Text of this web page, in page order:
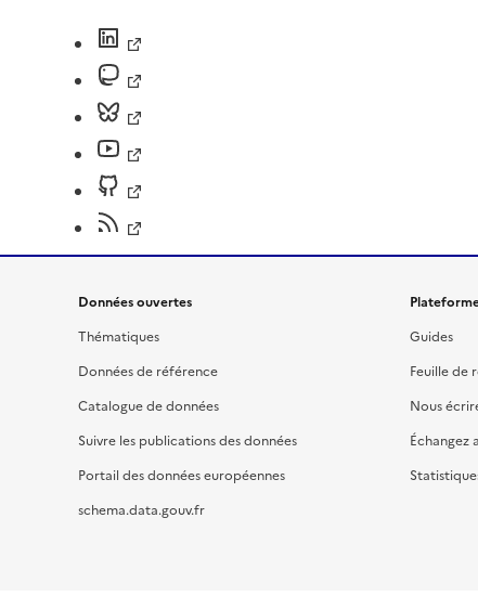
Données ouvertes
Thématiques
Données de référence
Catalogue de données
Suivre les publications des données
Portail des données européennes
schema.data.gouv.fr
Guides
Feuille de
Nous
Échangez